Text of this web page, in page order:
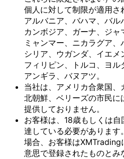
個人に対して制限が適用さ
アルバニア、 バハマ、 バル
カンボジア、 ガーナ、 ジャ
ミャンマー、 ニカラグア、
シリア、 ウガンダ、 イエメ
フィリピン、
トルコ、 ヨル
アンギラ、 バヌアツ。
当社は、 アメリカ合衆国、
北朝鮮、 ベリーズの市民に
提供しておりません。
お客様は、 18歳も しくは自
達している必要があります。
場合、 お客様はXMTrading
意思で登録された ものとみ